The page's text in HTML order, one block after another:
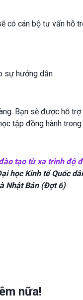
có cán bộ tư vấn hỗ
sự hướng dẫn
Bạn sẽ được hỗ trợ
tập đồng hành trong
tạo từ xa trình độ
học Kinh tế Quốc
Nhật Bản (Đợt 6)
nữa!